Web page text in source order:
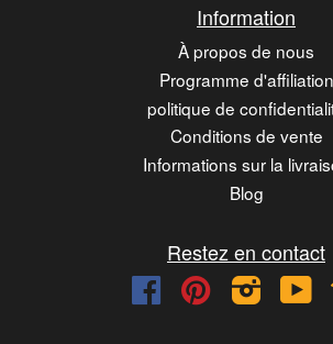
Information
À propos de nous
Programme d'affiliation
politique de
Conditions de vente
Informations sur la
Blog
Restez en contact
FacebookPinterest